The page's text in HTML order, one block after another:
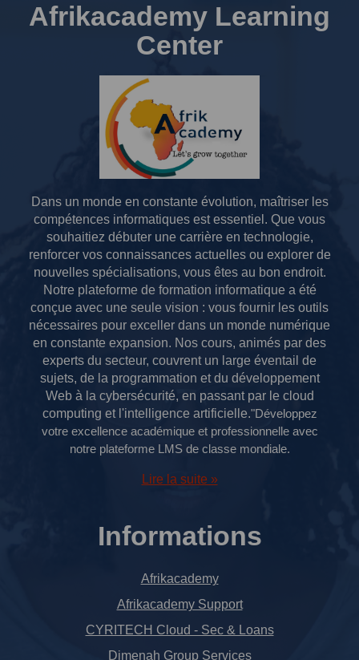
Afrikacademy Learning
Center
Dans un monde en constante évolution, maîtriser les
compétences informatiques est essentiel. Que vous
souhaitiez débuter une carrière en technologie,
renforcer vos connaissances actuelles ou explorer de
nouvelles spécialisations, vous êtes au bon endroit.
Notre plateforme de formation informatique a été
conçue avec une seule vision : vous fournir les outils
nécessaires pour exceller dans un monde numérique
en constante expansion. Nos cours, animés par des
experts du secteur, couvrent un large éventail de
sujets, de la programmation et du développement
Web à la cybersécurité, en passant par le cloud
computing et l'intelligence artificielle."Développez
votre excellence académique et professionnelle avec
notre plateforme LMS de classe mondiale.
Lire la suite »
Informations
Afrikacademy
Afrikacademy Support
CYRITECH Cloud - Sec & Loans
Dimenah Group Services